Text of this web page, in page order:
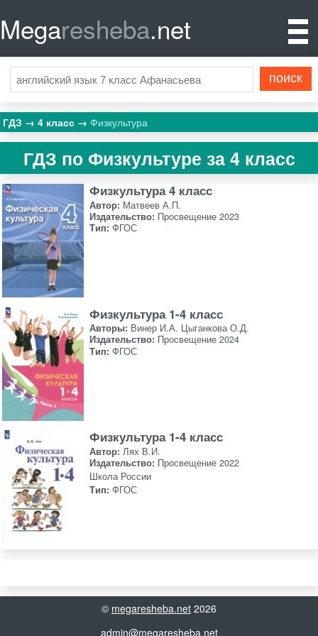
Megaresheba.net
ГДЗ 4 класс Физкультура
ГДЗ по Физкультуре за 4 класс
Физкультура 4 класс
Автор: Матвеев А.П.
Издательство: Просвещение 2023
Тип: ФГОС
Физкультура 1-4 класс
Авторы: Винер И.А. Цыганкова О.Д.
Издательство: Просвещение 2024
Тип: ФГОС
Физкультура 1-4 класс
Автор: Лях В.И.
Издательство: Просвещение 2022
Школа России
Тип: ФГОС
© megaresheba.net 2026
admin@megaresheba.net